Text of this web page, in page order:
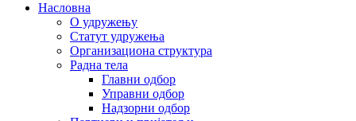
Насловна
О удружењу
Статут удружења
Организациона структура
Радна тела
Главни одбор
Управни одбор
Надзорни одбор